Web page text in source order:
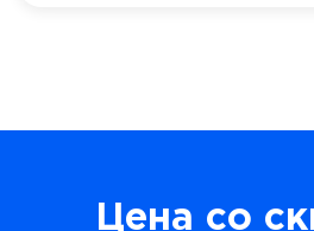
Цена со